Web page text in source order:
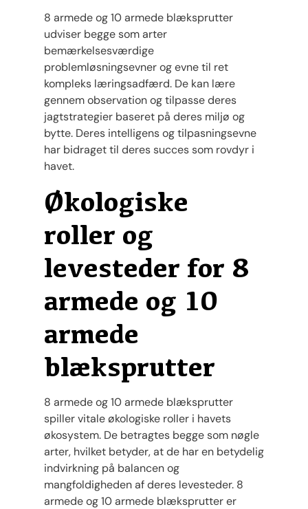
8 armede og 10 armede blæksprutter
udviser begge som arter
bemærkelsesværdige
problemløsningsevner og evne til ret
kompleks læringsadfærd. De kan lære
gennem observation og tilpasse deres
jagtstrategier baseret på deres miljø og
bytte. Deres intelligens og tilpasningsevne
har bidraget til deres succes som rovdyr i
havet.
Økologiske
roller og
levesteder for 8
armede og 10
armede
blæksprutter
8 armede og 10 armede blæksprutter
spiller vitale økologiske roller i havets
økosystem. De betragtes begge som nøgle
arter, hvilket betyder, at de har en betydelig
indvirkning på balancen og
mangfoldigheden af deres levesteder. 8
armede og 10 armede blæksprutter er